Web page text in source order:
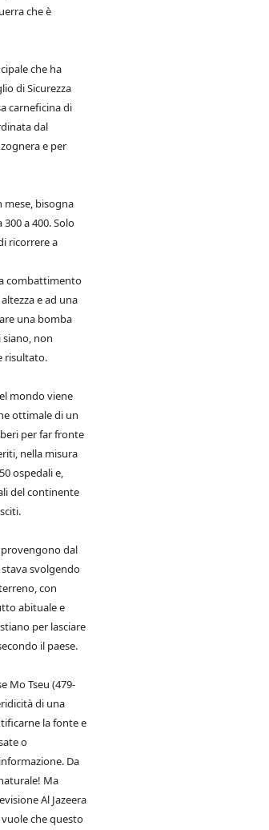
che è
che ha
di Sicurezza
carneficina di
dal
e per
mese, bisogna
a 400. Solo
ricorrere a
combattimento
e ad una
una bomba
non
risultato.
mondo viene
ottimale di un
per far fronte
nella misura
ospedali e,
del continente
dal
svolgendo
con
abituale e
per lasciare
il paese.
Mo Tseu (479-
di una
la fonte e
o
Da
Ma
Al Jazeera
vuole che questo